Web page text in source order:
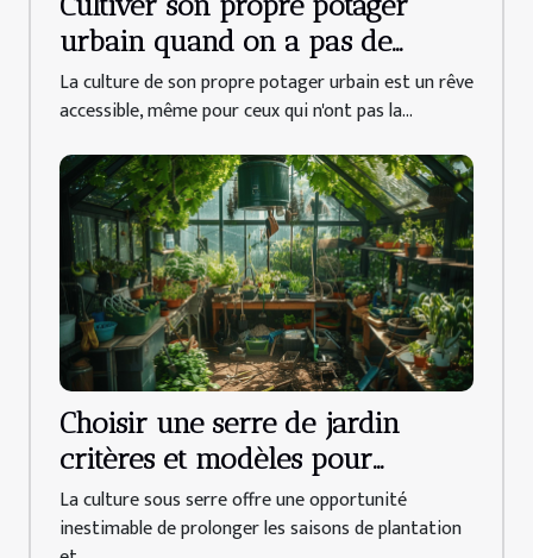
urbain quand on a pas de
jardin techniques et conseils
pour débutants
La culture de son propre potager urbain est un rêve
accessible, même pour ceux qui n'ont pas la...
Choisir une serre de jardin
critères et modèles pour
cultiver toute l'année
La culture sous serre offre une opportunité
inestimable de prolonger les saisons de plantation